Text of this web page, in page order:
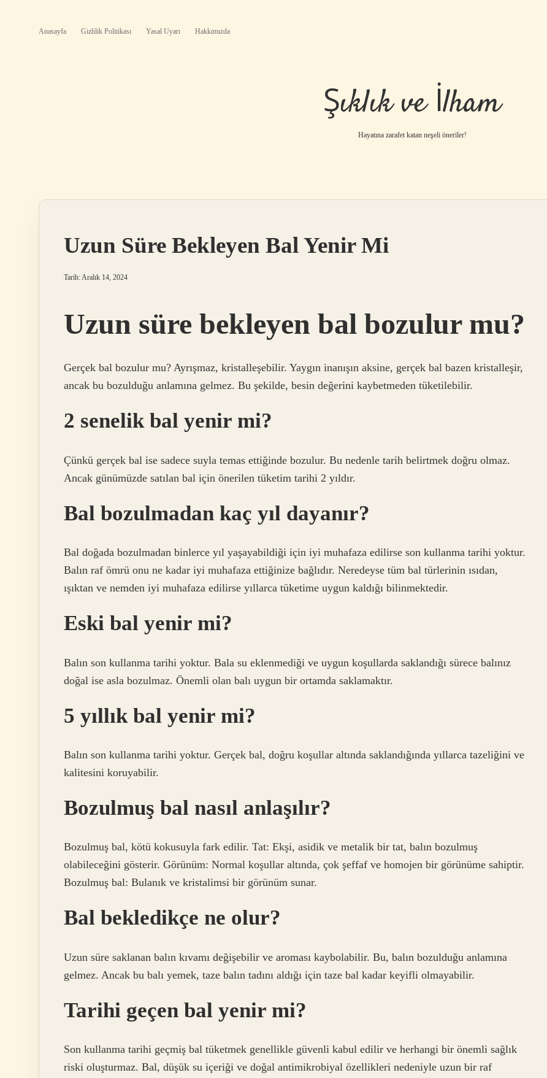
Anasayfa Gizlilik Politikası Yasal Uyarı Hakkımızda
Şıklık ve İlham
Hayatına zarafet katan neşeli öneriler!
Uzun Süre Bekleyen Bal Yenir Mi
Tarih: Aralık 14, 2024
Uzun süre bekleyen bal bozulur mu?
Gerçek bal bozulur mu? Ayrışmaz, kristalleşebilir. Yaygın inanışın aksine, gerçek bal bazen kristalleşir,
ancak bu bozulduğu anlamına gelmez. Bu şekilde, besin değerini kaybetmeden tüketilebilir.
2 senelik bal yenir mi?
Çünkü gerçek bal ise sadece suyla temas ettiğinde bozulur. Bu nedenle tarih belirtmek doğru olmaz.
Ancak günümüzde satılan bal için önerilen tüketim tarihi 2 yıldır.
Bal bozulmadan kaç yıl dayanır?
Bal doğada bozulmadan binlerce yıl yaşayabildiği için iyi muhafaza edilirse son kullanma tarihi yoktur.
Balın raf ömrü onu ne kadar iyi muhafaza ettiğinize bağlıdır. Neredeyse tüm bal türlerinin ısıdan,
ışıktan ve nemden iyi muhafaza edilirse yıllarca tüketime uygun kaldığı bilinmektedir.
Eski bal yenir mi?
Balın son kullanma tarihi yoktur. Bala su eklenmediği ve uygun koşullarda saklandığı sürece balınız
doğal ise asla bozulmaz. Önemli olan balı uygun bir ortamda saklamaktır.
5 yıllık bal yenir mi?
Balın son kullanma tarihi yoktur. Gerçek bal, doğru koşullar altında saklandığında yıllarca tazeliğini ve
kalitesini koruyabilir.
Bozulmuş bal nasıl anlaşılır?
Bozulmuş bal, kötü kokusuyla fark edilir. Tat: Ekşi, asidik ve metalik bir tat, balın bozulmuş
olabileceğini gösterir. Görünüm: Normal koşullar altında, çok şeffaf ve homojen bir görünüme sahiptir.
Bozulmuş bal: Bulanık ve kristalimsi bir görünüm sunar.
Bal bekledikçe ne olur?
Uzun süre saklanan balın kıvamı değişebilir ve aroması kaybolabilir. Bu, balın bozulduğu anlamına
gelmez. Ancak bu balı yemek, taze balın tadını aldığı için taze bal kadar keyifli olmayabilir.
Tarihi geçen bal yenir mi?
Son kullanma tarihi geçmiş bal tüketmek genellikle güvenli kabul edilir ve herhangi bir önemli sağlık
riski oluşturmaz. Bal, düşük su içeriği ve doğal antimikrobiyal özellikleri nedeniyle uzun bir raf